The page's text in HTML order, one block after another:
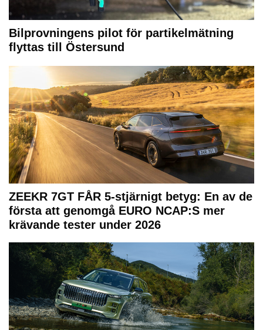
Bilprovningens pilot för partikelmätning
flyttas till Östersund
ZEEKR 7GT FÅR 5-stjärnigt betyg: En av de
första att genomgå EURO NCAP:S mer
krävande tester under 2026